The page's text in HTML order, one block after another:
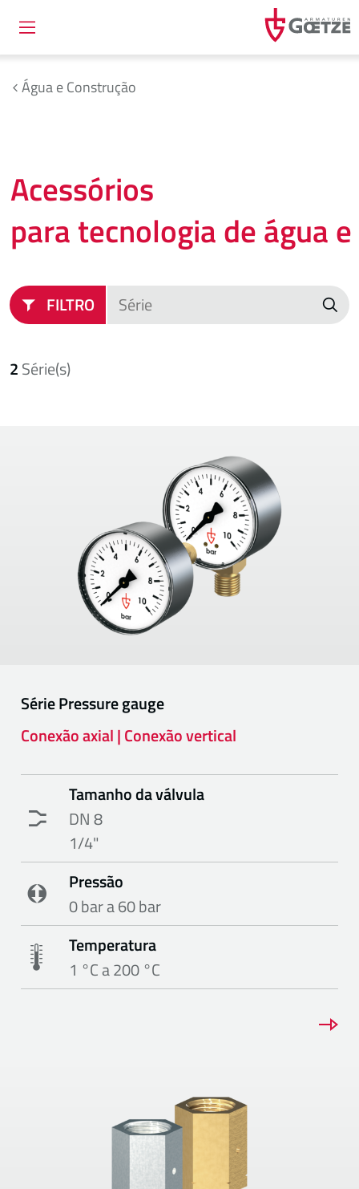
Água e Construção
Acessórios
para tecnologia de água
FILTRO
2Série(s)
SériePressure gauge
Conexão axial | Conexão vertical
Tamanho da válvula
DN 8
1/4"
Pressão
0 bar a 60 bar
Temperatura
1 °C a 200 °C